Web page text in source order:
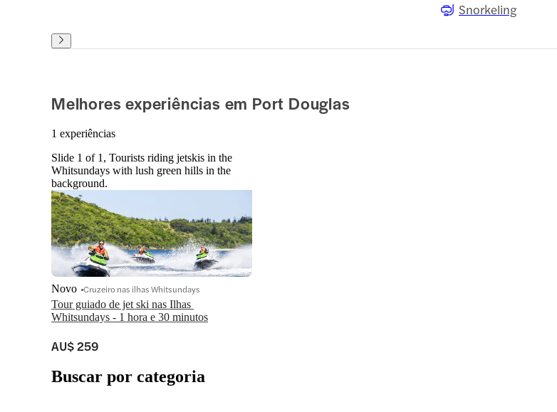
Snorkeling
Melhores experiências em Port Douglas
1 experiências
Slide 1 of 1, Tourists riding jetskis in the
Whitsundays with lush green hills in the
background.
Tour guiado de jet ski nas Ilhas
Whitsundays - 1 hora e 30 minutos
Novo Cruzeiro nas ilhas Whitsundays
AU$ 259
Buscar por categoria